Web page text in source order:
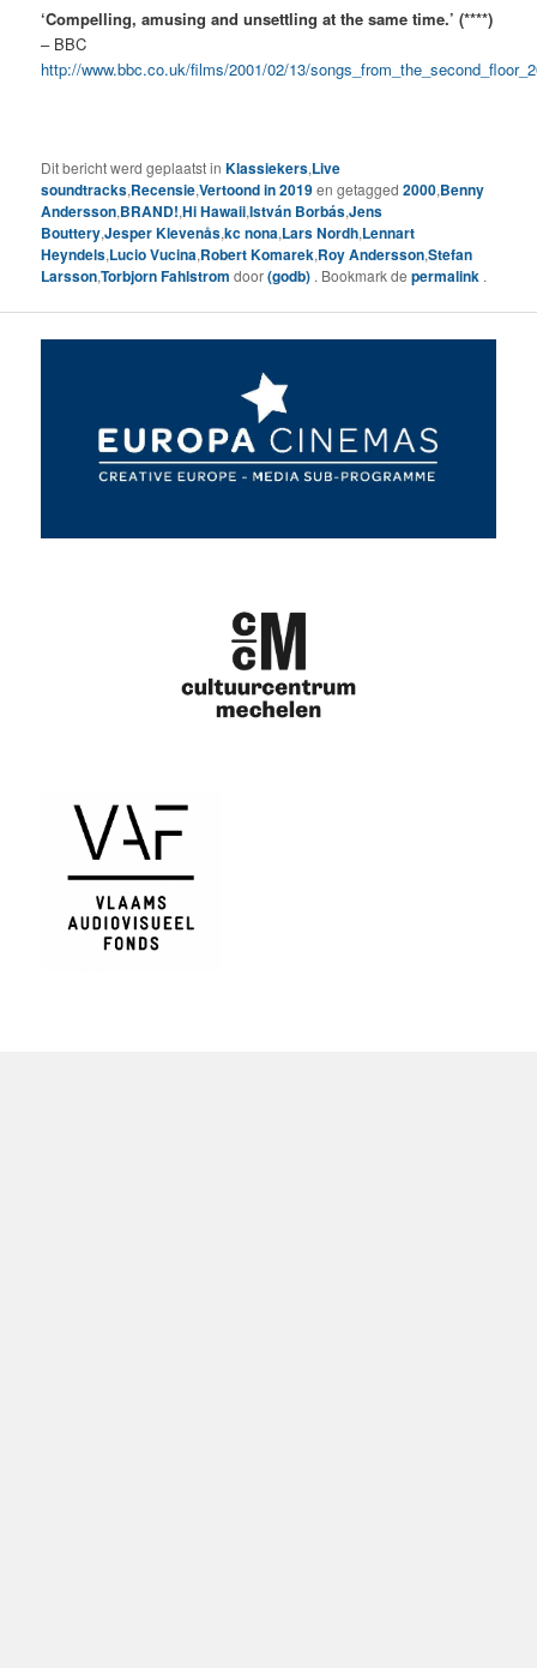
‘Compelling, amusing and unsettling at the same time.’ (****)
– BBC
http://www.bbc.co.uk/films/2001/02/13/
Dit bericht werd geplaatst inKlassiekers,Live
soundtracks,Recensie,Vertoond in 2019en getagged2000,Benny
Andersson,BRAND!,Hi Hawaii,István Borbás,Jens
Bouttery,Jesper Klevenås,kc nona,Lars Nordh,Lennart
Heyndels,Lucio Vucina,Robert Komarek,Roy Andersson,Stefan
Larsson,Torbjorn Fahlstrom door(godb) . Bookmark depermalink .